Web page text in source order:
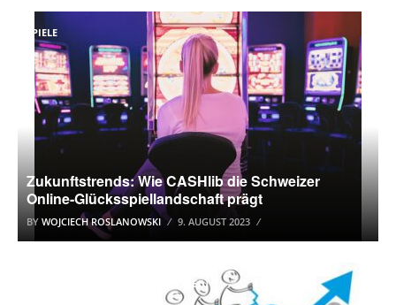
SPIELE
Zukunftstrends: Wie CASHlib die Schweizer
Online-Glücksspiellandschaft prägt
BY WOJCIECH ROSLANOWSKI 9. AUGUST 2023
SUCHMASCHINENOPTIMIERUNG (SEO)